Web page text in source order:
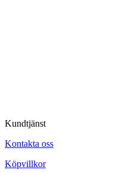
Kundtjänst
Kontakta oss
Köpvillkor